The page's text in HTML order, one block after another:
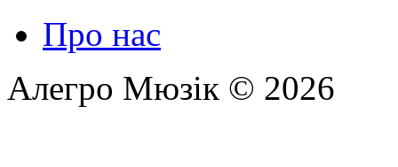
Про нас
Алегро Мюзік © 2026